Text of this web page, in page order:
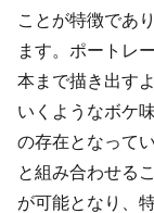
ことが特徴であ
ます。ポートレ
本まで描き出す
いくようなボケ
の存在となって
と組み合わせる
が可能となり、